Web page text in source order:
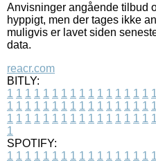
Anvisninger angående tilbud
hyppigt, men der tages ikke
muligvis er lavet siden
data.
reacr.com
BITLY:
1 1 1 1 1 1 1 1 1 1 1 1 1 1 1 1 1
1 1 1 1 1 1 1 1 1 1 1 1 1 1 1 1 1
1 1 1 1 1 1 1 1 1 1 1 1 1 1 1 1 1
1
SPOTIFY:
1 1 1 1 1 1 1 1 1 1 1 1 1 1 1 1 1